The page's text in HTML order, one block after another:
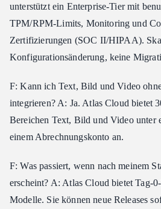
unterstützt ein Enterprise-Tier mit
TPM/RPM-Limits, Monitoring und
Zertifizierungen (SOC II/HIPAA).
Konfigurationsänderung, keine
F: Kann ich Text, Bild und Video
integrieren? A: Ja. Atlas Cloud bietet
Bereichen Text, Bild und Video unter
einem Abrechnungskonto an.
F: Was passiert, wenn nach meinem
erscheint? A: Atlas Cloud bietet Tag-
Modelle. Sie können neue Releases